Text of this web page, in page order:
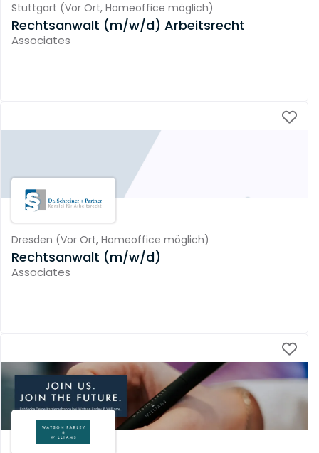
Stuttgart (Vor Ort, Homeoffice möglich)
Rechtsanwalt (m/w/d) Arbeitsrecht
Associates
Dresden (Vor Ort, Homeoffice möglich)
Rechtsanwalt (m/w/d)
Associates